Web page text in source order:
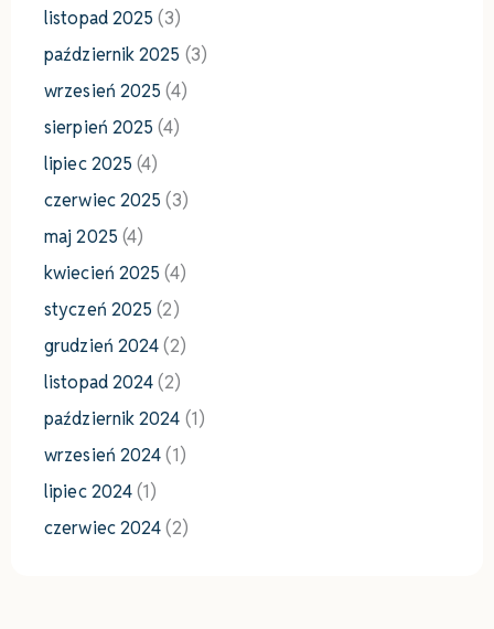
listopad 2025 (3)
październik 2025 (3)
wrzesień 2025 (4)
sierpień 2025 (4)
lipiec 2025 (4)
czerwiec 2025 (3)
maj 2025 (4)
kwiecień 2025 (4)
styczeń 2025 (2)
grudzień 2024(2)
listopad 2024(2)
październik 2024 (1)
wrzesień 2024(1)
lipiec 2024(1)
czerwiec 2024(2)